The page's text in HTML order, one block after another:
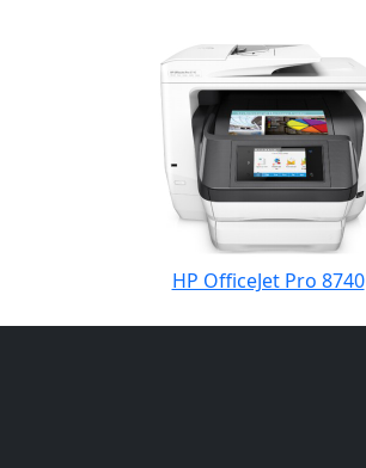
HP OfficeJet Pro 8740